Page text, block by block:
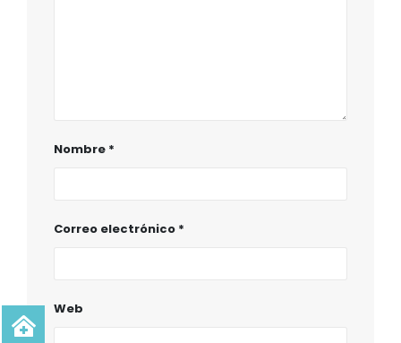
Nombre *
Correo electrónico *
Web